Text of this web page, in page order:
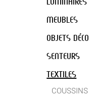
MEUBLES
OBJETS DÉCO
SENTEURS
TEXTILES
COUSSINS